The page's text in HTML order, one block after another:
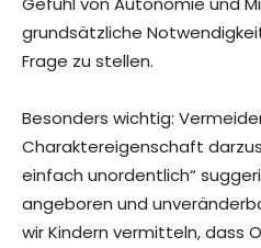
grundsätzliche
Frage zu stellen.
Besonders wichtig:
Charaktereigenschaft
einfach unordentlich“
angeboren und
wir Kindern vermitteln, dass